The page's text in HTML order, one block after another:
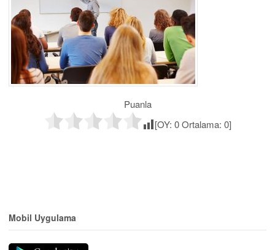
Puanla
[OY: 0Ortalama: 0]
Mobil Uygulama